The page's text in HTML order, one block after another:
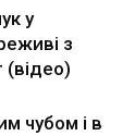
у
з
чубом і в